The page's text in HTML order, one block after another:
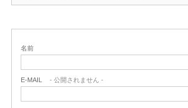
名前
E-MAIL - 公開されません -